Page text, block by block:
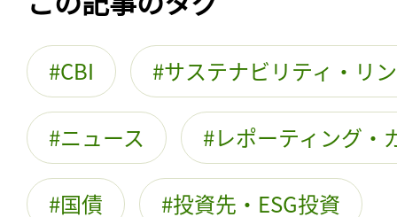
CBI サステナビリティ・リ
ニュース レポーティング・
国債 投資先・ESG投資